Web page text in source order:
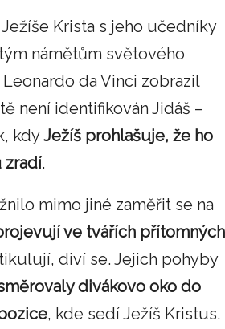
Krista s jeho učedníky
námětům světového
da Vinci zobrazil
není identifikován Jidáš –
kdyJežíš prohlašuje, že ho
zradí.
mimo jiné zaměřit se na
ve tvářích přítomných
diví se. Jejich pohyby
divákovo oko do
, kde sedí Ježíš Kristus.